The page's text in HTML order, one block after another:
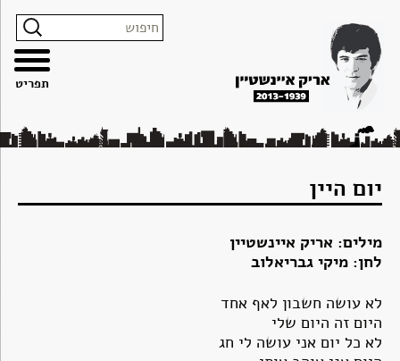
האתר
הצהרת
נגישות
לתוכן
קשר
יום היין
מילים: אריק איינשטיין
לחן: מיקי גבריאלוב
לא עושה חשבון לאף אחד
היום זה היום שלי
לא כל יום אני עושה לי חג
תפריט